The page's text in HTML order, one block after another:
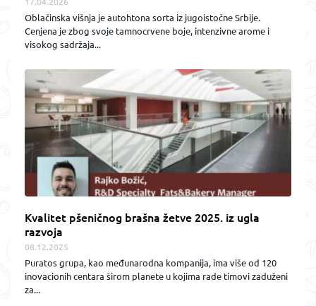
17.04.2026
Oblačinska višnja je autohtona sorta iz jugoistočne Srbije.
Cenjena je zbog svoje tamnocrvene boje, intenzivne arome i
visokog sadržaja...
Kvalitet pšeničnog brašna žetve 2025. iz ugla
razvoja
08.12.2025
Puratos grupa, kao međunarodna kompanija, ima više od 120
inovacionih centara širom planete u kojima rade timovi zaduženi
za...